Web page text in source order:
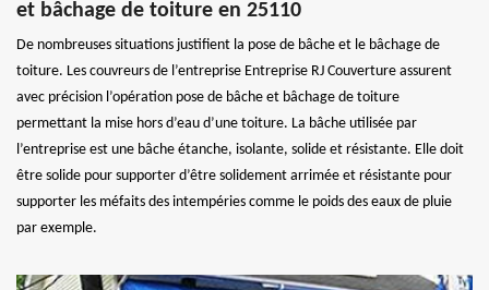
et bâchage de toiture en 25110
De nombreuses situations justifient la pose de bâche et le bâchage de
toiture. Les couvreurs de l’entreprise Entreprise RJ Couverture assurent
avec précision l’opération pose de bâche et bâchage de toiture
permettant la mise hors d’eau d’une toiture. La bâche utilisée par
l’entreprise est une bâche étanche, isolante, solide et résistante. Elle doit
être solide pour supporter d’être solidement arrimée et résistante pour
supporter les méfaits des intempéries comme le poids des eaux de pluie
par exemple.